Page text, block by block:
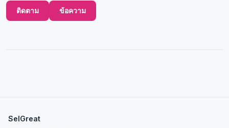
ติดตาม ข้อความ
SelGreat